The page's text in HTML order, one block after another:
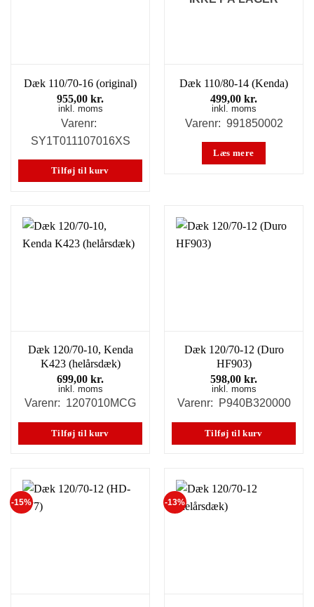
Dæk 110/70-16 (original)
955,00 kr.
inkl. moms
Varenr:
SY1T011107016XS
Tilføj til kurv
Dæk 110/80-14 (Kenda)
499,00 kr.
inkl. moms
Varenr: 991850002
Læs mere
Dæk 120/70-10, Kenda
K423 (helårsdæk)
699,00 kr.
inkl. moms
Varenr: 1207010MCG
Tilføj til kurv
Dæk 120/70-12 (Duro
HF903)
598,00 kr.
inkl. moms
Varenr: P940B320000
Tilføj til kurv
-15% -13%